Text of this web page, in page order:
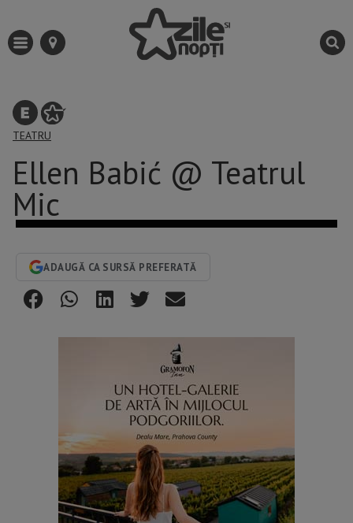
TEATRU
Ellen Babić @ Teatrul
Mic
ADAUGĂ CA SURSĂ PREFERATĂ